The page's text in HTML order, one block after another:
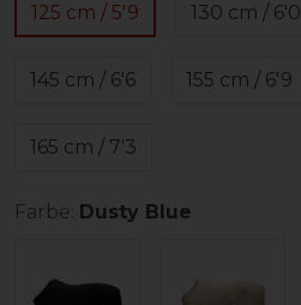
125 cm / 5'9 130 cm / 6'0
145 cm / 6'6 155 cm / 6'9
165 cm / 7'3
Farbe: Dusty Blue